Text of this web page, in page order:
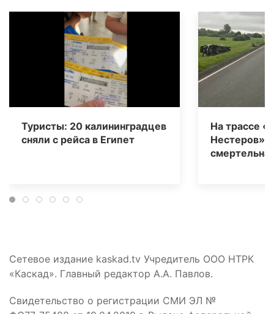
Туристы: 20 калининградцев
сняли с рейса в Египет
На трассе
Нестеров»
Сетевое издание kaskad.tv Учредитель ООО НТРК
«Каскад». Главный редактор А.А. Павлов.
Свидетельство о регистрации СМИ ЭЛ №